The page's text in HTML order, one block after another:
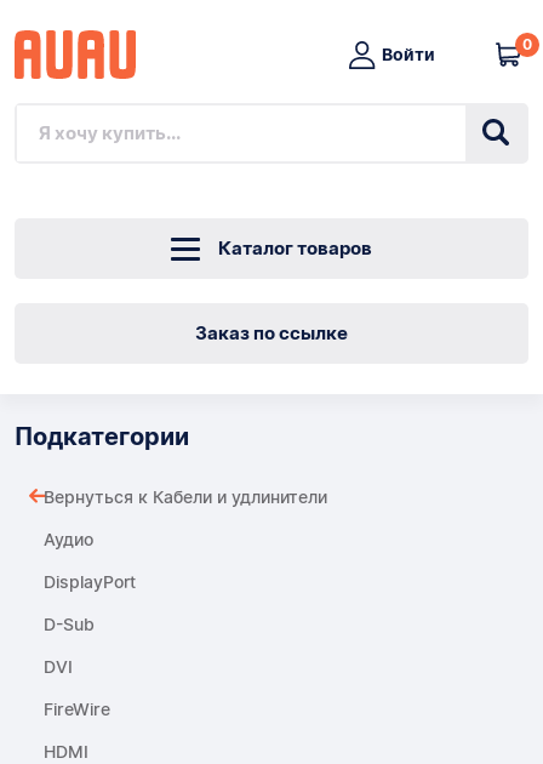
Войти
0
Каталог товаров
Заказ по ссылке
Подкатегории
Вернуться к Кабели и удлинители
Аудио
DisplayPort
D-Sub
DVI
FireWire
HDMI